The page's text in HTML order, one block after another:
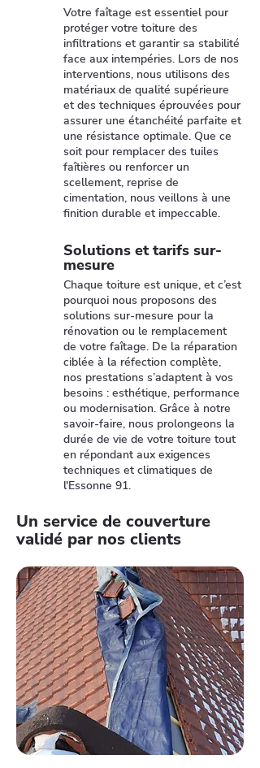
Votre faîtage est essentiel pour
protéger votre toiture des
infiltrations et garantir sa stabilité
face aux intempéries. Lors de nos
interventions, nous utilisons des
matériaux de qualité supérieure
et des techniques éprouvées pour
assurer une étanchéité parfaite et
une résistance optimale. Que ce
soit pour remplacer des tuiles
faîtières ou renforcer un
scellement, reprise de
cimentation, nous veillons à une
finition durable et impeccable.
Solutions et tarifs sur-
mesure
Chaque toiture est unique, et c’est
pourquoi nous proposons des
solutions sur-mesure pour la
rénovation ou le remplacement
de votre faîtage. De la réparation
ciblée à la réfection complète,
nos prestations s’adaptent à vos
besoins : esthétique, performance
ou modernisation. Grâce à notre
savoir-faire, nous prolongeons la
durée de vie de votre toiture tout
en répondant aux exigences
techniques et climatiques de
l'Essonne 91.
Un service de couverture
validé par nos clients